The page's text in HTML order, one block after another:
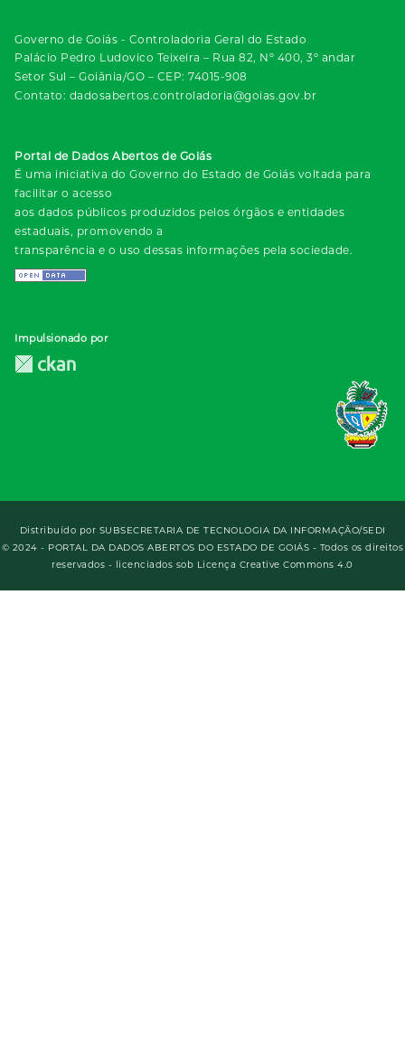
Governo de Goiás - Controladoria Geral do Estado
Palácio Pedro Ludovico Teixeira – Rua 82, Nº 400, 3º andar
Setor Sul – Goiânia/GO – CEP: 74015-908
Contato: dadosabertos.controladoria@goias.gov.br
Portal de Dados Abertos de Goiás
É uma iniciativa do Governo do Estado de Goiás voltada para
facilitar o acesso
aos dados públicos produzidos pelos órgãos e entidades
estaduais, promovendo a
transparência e o uso dessas informações pela sociedade.
Impulsionado por
Distribuído por SUBSECRETARIA DE TECNOLOGIA DA INFORMAÇÃO/SEDI
© 2024 - PORTAL DA DADOS ABERTOS DO ESTADO DE GOIÁS - Todos os direitos
reservados - licenciados sob Licença Creative Commons 4.0